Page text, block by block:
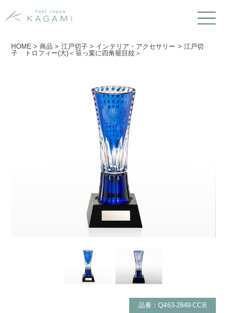
HOME >商品 > 江戸切子 > インテリア・アクセサリー > 江戸切
子 トロフィー(大)＜笹っ葉に四角籠目紋＞
品番：Q463-2849-CCB